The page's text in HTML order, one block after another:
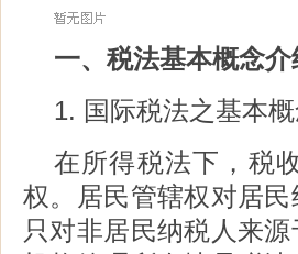
一、税法基本概念
1. 国际税法之基
在所得税法下，税
权。居民管辖权对居
只对非居民纳税人来